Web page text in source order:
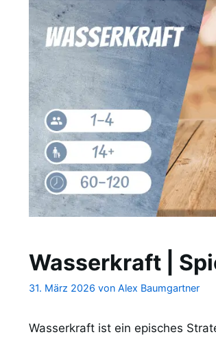
Wasserkraft |
31. März 2026 von Alex Baumgartner
Wasserkraft ist ein episches